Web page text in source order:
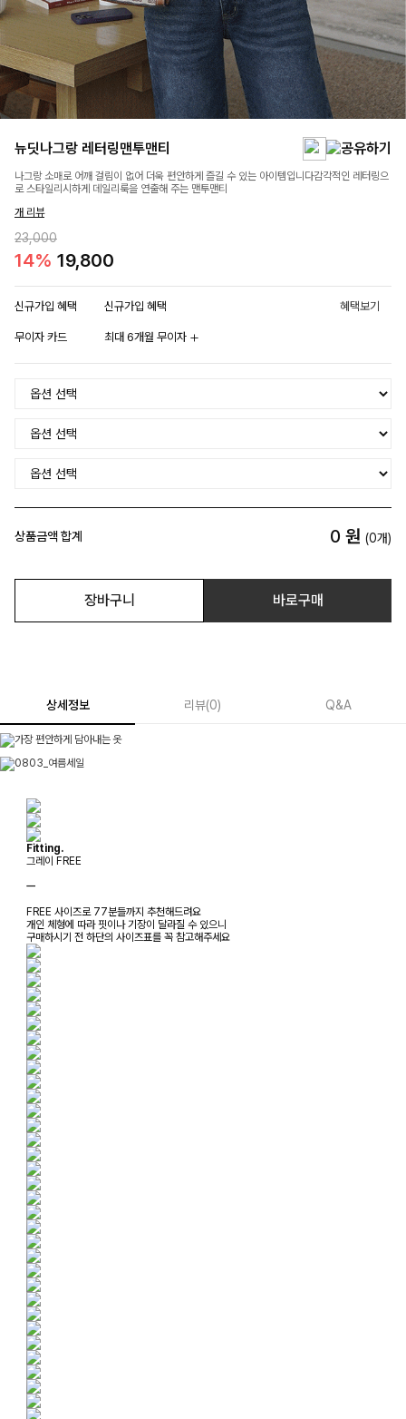
뉴딧나그랑 레터링맨투맨티
나그랑 소매로 어깨 걸림이 없어 더욱 편안하게 즐길 수 있는 아이템입니다감각적인 레터링으
로 스타일리시하게 데일리룩을 연출해 주는 맨투맨티
개 리뷰
23,000
14% 19,800
신규가입 혜택 신규가입 혜택 혜택보기
무이자 카드 최대 6개월 무이자
상품금액 합계 0 원 (0개)
장바구니 바로구매
상세정보 리뷰(0) Q&A
Fitting.
그레이 FREE
ㅡ
FREE 사이즈로 77분들까지 추천해드려요
개인 체형에 따라 핏이나 기장이 달라질 수 있으니
구매하시기 전 하단의 사이즈표를 꼭 참고해주세요